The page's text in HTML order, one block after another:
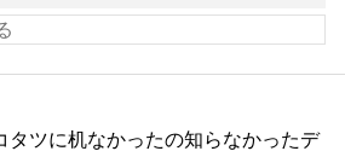
タツに机なかったの知らなかったデ